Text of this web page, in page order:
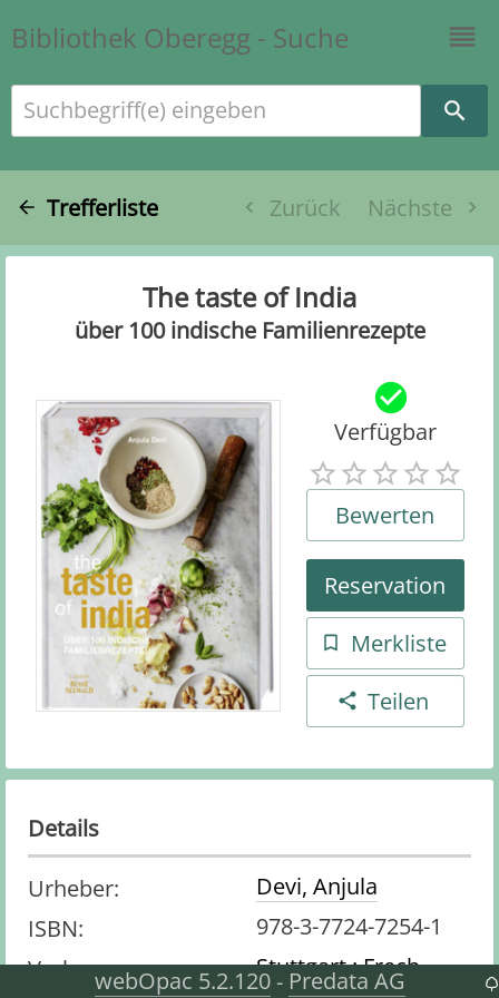
Bibliothek Oberegg - Suche
Suchbegriff(e) eingeben
Trefferliste Zurück Nächste
The taste of India
über 100 indische Familienrezepte
Verfügbar
Bewerten
Reservation
Merkliste
Teilen
Details
Urheber:
Devi, Anjula
ISBN:
978-3-7724-7254-1
Verlag:
Stuttgart : Frech
webOpac 5.2.120- Predata AG